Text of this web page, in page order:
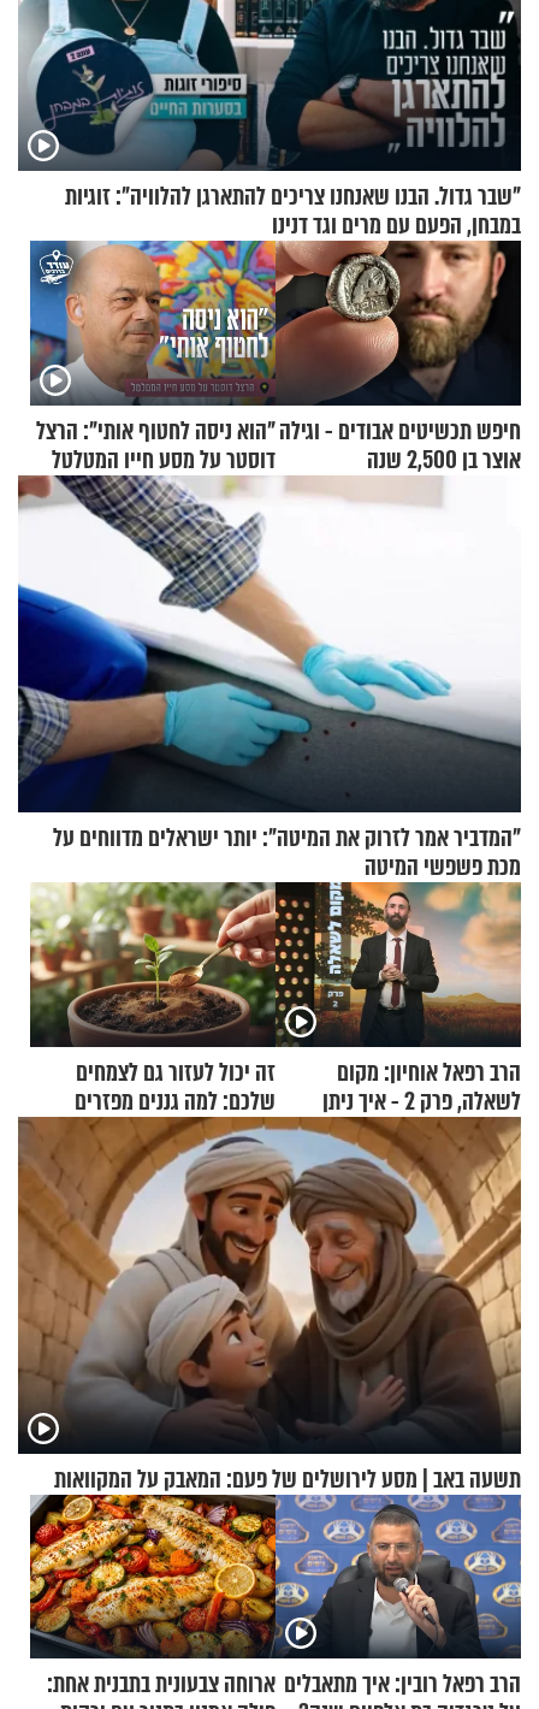
"שבר גדול. הבנו שאנחנו צריכים להתארגן להלוויה": זוגיות
במבחן, הפעם עם מרים וגד דנינו
חיפש תכשיטים אבודים - וגילה
אוצר בן 2,500 שנה
"הוא ניסה לחטוף אותי": הרצל
דוסטר על מסע חייו המטלטל
"המדביר אמר לזרוק את המיטה": יותר ישראלים מדווחים על
מכת פשפשי המיטה
הרב רפאל אוחיון: מקום
לשאלה, פרק 2 - איך ניתן
להוכיח שהתורה משמיים?
זה יכול לעזור גם לצמחים
שלכם: למה גננים מפזרים
קינמון בעציצים?
תשעה באב | מסע לירושלים של פעם: המאבק על המקוואות
הרב רפאל רובין: איך מתאבלים ארוחה צבעונית בתבנית אחת: